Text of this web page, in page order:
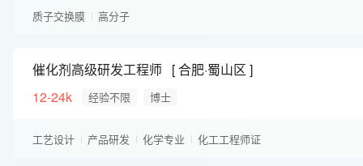
质子交换膜 高分子
催化剂高级研发工程师
合肥·蜀山区
12-24k
经验不限 博士
工艺设计 产品研发 化学专业 化工工程师证